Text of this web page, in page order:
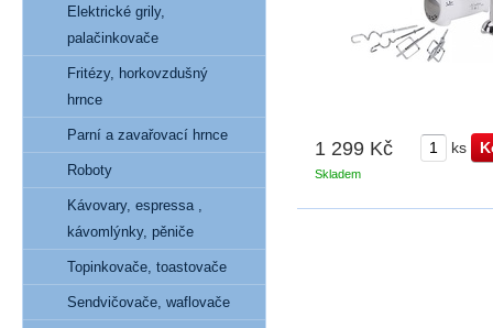
1 299 Kč ks
Skladem
Elektrické grily,
palačinkovače
Fritézy, horkovzdušný
hrnce
Parní a zavařovací hrnce
Roboty
Kávovary, espressa ,
kávomlýnky, pěniče
Topinkovače, toastovače
Sendvičovače, waflovače